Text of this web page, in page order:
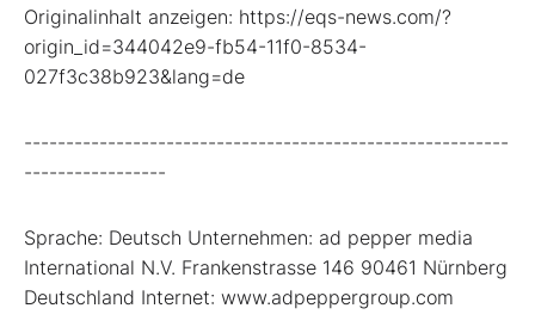
Originalinhalt anzeigen: https://eqs-news.com/?
origin_id=344042e9-fb54-11f0-8534-
027f3c38b923&lang=de
----------------------------------------------------------
-----------------
Sprache: Deutsch Unternehmen: ad pepper media
International N.V. Frankenstrasse 146 90461 Nürnberg
Deutschland Internet: www.adpeppergroup.com